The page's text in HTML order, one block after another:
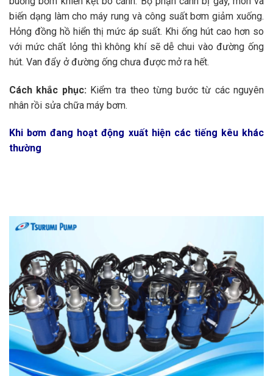
biến dạng làm cho máy rung và công suất bơm giảm xuống.
Hỏng đồng hồ hiển thị mức áp suất. Khi ống hút cao hơn so
với mức chất lỏng thì không khí sẽ dễ chui vào đường ống
hút. Van đẩy ở đường ống chưa được mở ra hết.
Cách khắc phục: Kiểm tra theo từng bước từ các nguyên
nhân rồi sửa chữa máy bơm.
Khi bơm đang hoạt động xuất hiện các tiếng kêu khác
thường